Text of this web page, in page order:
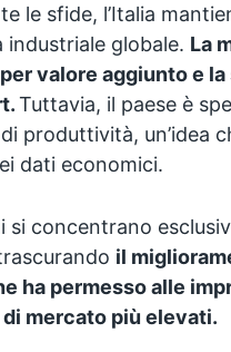
le sfide, l’Italia
industriale globale. La
valore aggiunto e
Tuttavia, il paese è
produttività, un’idea
dati economici.
si concentrano
il
ha permesso alle
mercato più elevati.